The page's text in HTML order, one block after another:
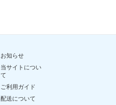
お知らせ
当サイトについ
て
ご利用ガイド
配送について